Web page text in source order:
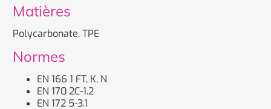
Matières
Polycarbonate, TPE
Normes
EN 166 1 FT, K, N
EN 170 2C-1.2
EN 172 5-3.1